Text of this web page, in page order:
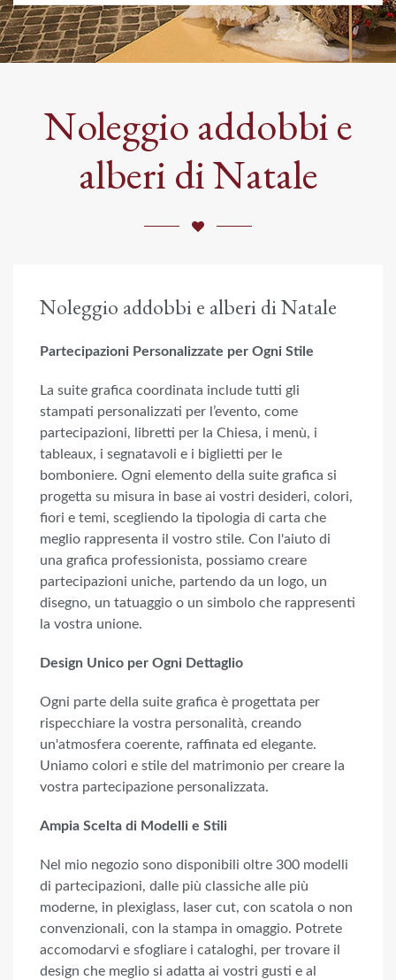
Noleggio addobbi e
alberi di Natale
Noleggio addobbi e alberi di Natale
Partecipazioni Personalizzate per Ogni Stile
La suite grafica coordinata include tutti gli
stampati personalizzati per l’evento, come
partecipazioni, libretti per la Chiesa, i menù, i
tableaux, i segnatavoli e i biglietti per le
bomboniere. Ogni elemento della suite grafica si
progetta su misura in base ai vostri desideri, colori,
fiori e temi, scegliendo la tipologia di carta che
meglio rappresenta il vostro stile. Con l'aiuto di
una grafica professionista, possiamo creare
partecipazioni uniche, partendo da un logo, un
disegno, un tatuaggio o un simbolo che rappresenti
la vostra unione.
Design Unico per Ogni Dettaglio
Ogni parte della suite grafica è progettata per
rispecchiare la vostra personalità, creando
un'atmosfera coerente, raffinata ed elegante.
Uniamo colori e stile del matrimonio per creare la
vostra partecipazione personalizzata.
Ampia Scelta di Modelli e Stili
Nel mio negozio sono disponibili oltre 300 modelli
di partecipazioni, dalle più classiche alle più
moderne, in plexiglass, laser cut, con scatola o non
convenzionali, con la stampa in omaggio. Potrete
accomodarvi e sfogliare i cataloghi, per trovare il
design che meglio si adatta ai vostri gusti e al